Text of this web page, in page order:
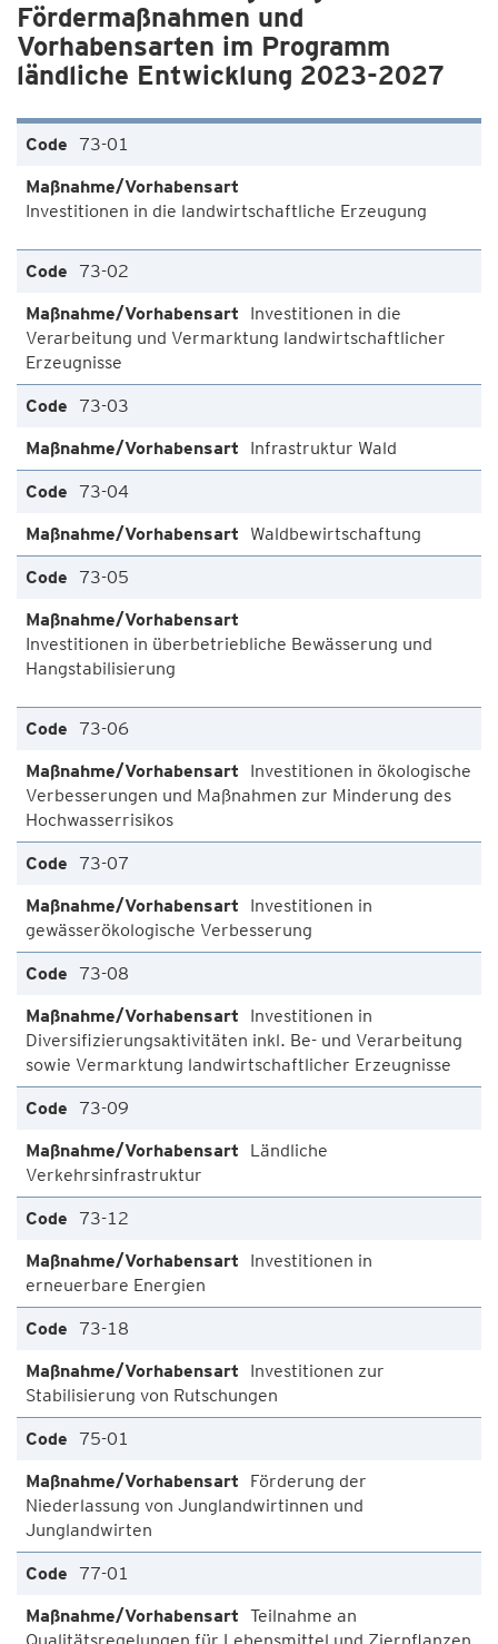
Fördermaßnahmen und
Vorhabensarten im Programm
ländliche Entwicklung 2023-2027
73-01
Investitionen in die landwirtschaftliche Erzeugung
73-02
Investitionen in die
Verarbeitung und Vermarktung landwirtschaftlicher
Erzeugnisse
73-03
Infrastruktur Wald
73-04
Waldbewirtschaftung
73-05
Investitionen in überbetriebliche Bewässerung und
Hangstabilisierung
73-06
Investitionen in ökologische
Verbesserungen und Maßnahmen zur Minderung des
Hochwasserrisikos
73-07
Investitionen in
gewässerökologische Verbesserung
73-08
Investitionen in
Diversifizierungsaktivitäten inkl. Be- und Verarbeitung
sowie Vermarktung landwirtschaftlicher Erzeugnisse
73-09
Ländliche
Verkehrsinfrastruktur
73-12
Investitionen in
erneuerbare Energien
73-18
Investitionen zur
Stabilisierung von Rutschungen
75-01
Förderung der
Niederlassung von Junglandwirtinnen und
Junglandwirten
77-01
Teilnahme an